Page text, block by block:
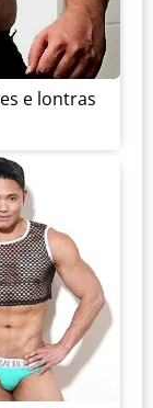
e lontras